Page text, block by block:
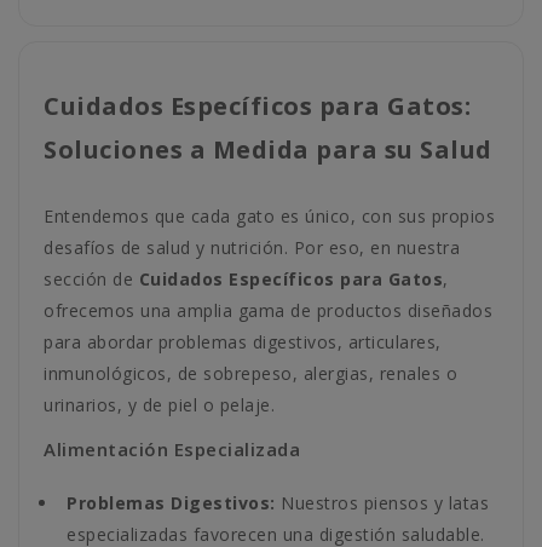
Cuidados Específicos para Gatos:
Soluciones a Medida para su Salud
Entendemos que cada gato es único, con sus propios
desafíos de salud y nutrición. Por eso, en nuestra
sección de Cuidados Específicos para Gatos,
ofrecemos una amplia gama de productos diseñados
para abordar problemas digestivos, articulares,
inmunológicos, de sobrepeso, alergias, renales o
urinarios, y de piel o pelaje.
Alimentación Especializada
Problemas Digestivos: Nuestros piensos y latas
especializadas favorecen una digestión saludable.